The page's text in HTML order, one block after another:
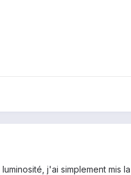
j'ai simplement mis